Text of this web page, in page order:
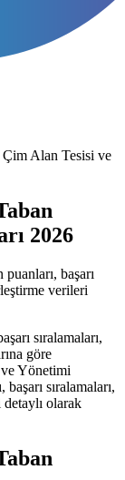
Çim Alan Tesisi ve
2026
başarı
verileri
sıralamaları,
göre
Yönetimi
sıralamaları,
olarak